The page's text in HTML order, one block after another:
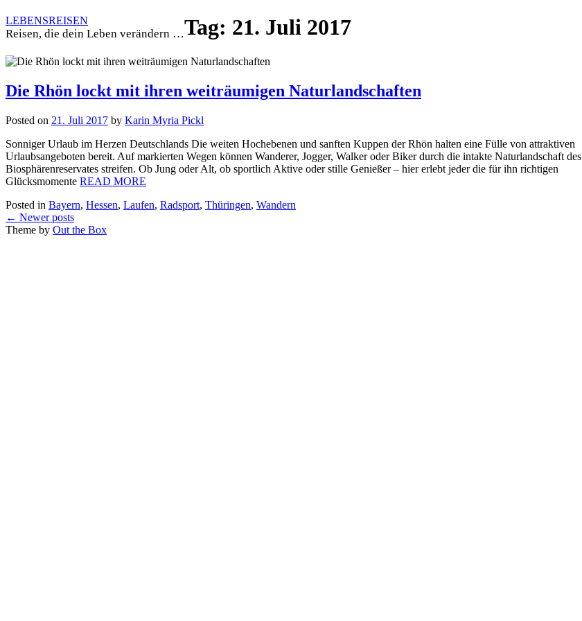
Skip
to
LEBENSREISEN
Reisen, die dein Leben verändern …Tag: 21. Juli 2017
Die Rhön lockt mit ihren weiträumigen Naturlandschaften
Posted on 21. Juli 2017 by Karin Myria Pickl
Sonniger Urlaub im Herzen Deutschlands Die weiten Hochebenen und sanften Kuppen der Rhön halten eine Fülle von attraktiven
Urlaubsangeboten bereit. Auf markierten Wegen können Wanderer, Jogger, Walker oder Biker durch die intakte Naturlandschaft des
Biosphärenreservates streifen. Ob Jung oder Alt, ob sportlich Aktive oder stille Genießer – hier erlebt jeder die für ihn richtigen
Glücksmomente READ MORE
Posted in Bayern, Hessen, Laufen, Radsport, Thüringen, Wandern
Posts
navigation
← Newer posts
Theme by Out the Box